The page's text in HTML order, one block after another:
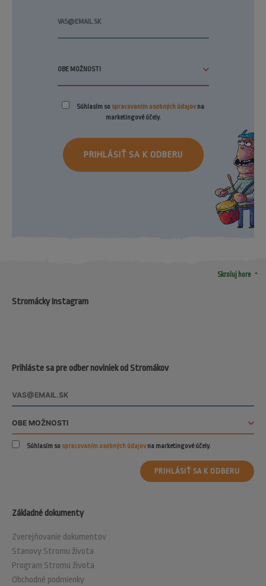
Súhlasím so spracovaním osobných údajovna
marketingové účely.
PRIHLÁSIŤ SA K ODBERU
Skroluj hore arrow_drop_up
Základné dokumenty
Zverejňovanie dokumentov
Stanovy Stromu života
Program Stromu života
Obchodné podmienky
Prihláste sa pre odber noviniek od Stromákov
Súhlasím so spracovaním osobných údajovna marketingové účely.
PRIHLÁSIŤ SA K ODBERU
Stromácky Instagram